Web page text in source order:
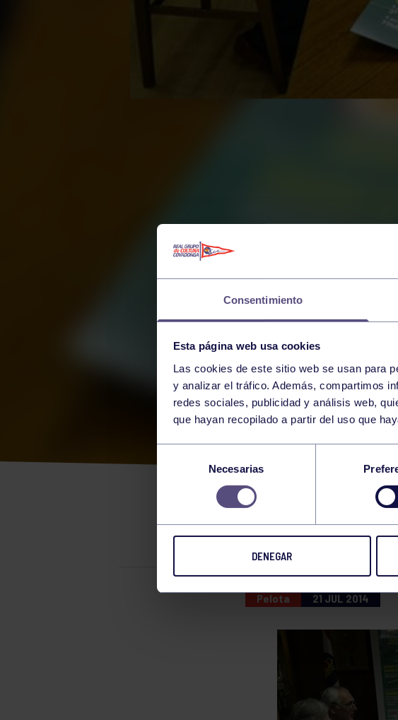
Consentimiento
Esta página web usa cookies
Las cookies de este sitio web se usan para
y analizar el tráfico. Además, compartimos
redes sociales, publicidad y análisis web,
que hayan recopilado a partir del uso que
de
consentimiento
Necesarias
DENEGAR
PELOTA
VUELVE LA SEMANA
Pelota 21 JUL 2014